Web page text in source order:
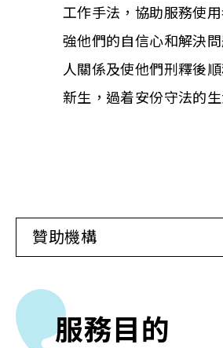
關於本會
聯絡我們
工作手法，協助服務使
強他們的自信心和解決
人關係及使他們刑釋後
新生，過着安份守法的生
贊助機構
服務目的